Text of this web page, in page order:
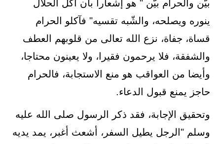
بيّن والحرام بيّن " هو إشعارا بأن أكل الحلال
ينوره ويصلحه، والشّبه تقسيه" فآكلو الحرام
قساة، جفاة، نزع الله تعالى من قلوبهم العطف
والشفقة، فلا يرحمون فقيرا، ولا يعينون محتاجا،
وأيضا من العواقب هو منع الاستجابة، فالحرام
حاجز يمنع قبول الدعاء.
وتحقيق الإجابة، فقد ذكر الرسول صلى الله عليه
وسلم "الرجل يطيل السفر، أشعث أغبر، يمد يديه